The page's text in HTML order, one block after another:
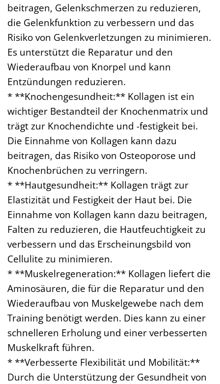
beitragen, Gelenkschmerzen zu reduzieren,
die Gelenkfunktion zu verbessern und das
Risiko von Gelenkverletzungen zu minimieren.
Es unterstützt die Reparatur und den
Wiederaufbau von Knorpel und kann
Entzündungen reduzieren.
* **Knochengesundheit:** Kollagen ist ein
wichtiger Bestandteil der Knochenmatrix und
trägt zur Knochendichte und -festigkeit bei.
Die Einnahme von Kollagen kann dazu
beitragen, das Risiko von Osteoporose und
Knochenbrüchen zu verringern.
* **Hautgesundheit:** Kollagen trägt zur
Elastizität und Festigkeit der Haut bei. Die
Einnahme von Kollagen kann dazu beitragen,
Falten zu reduzieren, die Hautfeuchtigkeit zu
verbessern und das Erscheinungsbild von
Cellulite zu minimieren.
* **Muskelregeneration:** Kollagen liefert die
Aminosäuren, die für die Reparatur und den
Wiederaufbau von Muskelgewebe nach dem
Training benötigt werden. Dies kann zu einer
schnelleren Erholung und einer verbesserten
Muskelkraft führen.
* **Verbesserte Flexibilität und Mobilität:**
Durch die Unterstützung der Gesundheit von